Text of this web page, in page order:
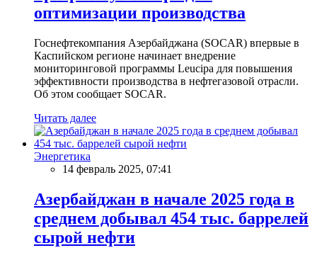
оптимизации производства
Госнефтекомпания Азербайджана (SOCAR) впервые в
Каспийском регионе начинает внедрение
мониторинговой программы Leucipa для повышения
эффективности производства в нефтегазовой отрасли.
Об этом сообщает SOCAR.
Читать далее
Энергетика
14 февраль 2025, 07:41
Азербайджан в начале 2025 года в
среднем добывал 454 тыс. баррелей
сырой нефти